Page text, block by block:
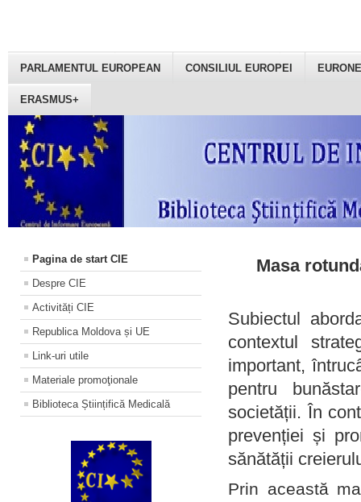
PARLAMENTUL EUROPEAN CONSILIUL EUROPEI
ERASMUS+
Pagina de start CIE
Despre CIE
Activități CIE
Republica Moldova și UE
Link-uri utile
Materiale promoţionale
Biblioteca Științifică Medicală
Masa
Subiectul
contextul
important,
pentru
societății. În
prevenției și
sănătății
Prin această